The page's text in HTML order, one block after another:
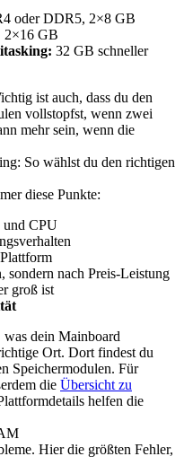
oder DDR5, 2×8 GB
2×16 GB
32 GB schneller
ist auch, dass du den
vollstopfst, wenn zwei
mehr sein, wenn die
So wählst du den richtigen
diese Punkte:
und CPU
sondern nach Preis-Leistung
groß ist
dein Mainboard
Ort. Dort findest du
Speichermodulen. Für
die Übersicht zu
helfen die
Hier die größten Fehler,